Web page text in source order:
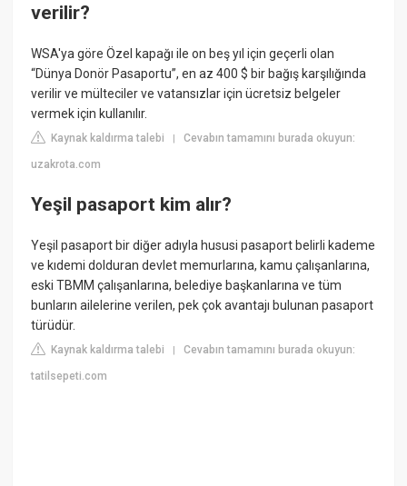
verilir?
WSA'ya göre Özel kapağı ile on beş yıl için geçerli olan
“Dünya Donör Pasaportu”, en az 400 $ bir bağış karşılığında
verilir ve mülteciler ve vatansızlar için ücretsiz belgeler
vermek için kullanılır.
Kaynak kaldırma talebi |Cevabın tamamını burada okuyun:
uzakrota.com
Yeşil pasaport kim alır?
Yeşil pasaport bir diğer adıyla hususi pasaport belirli kademe
ve kıdemi dolduran devlet memurlarına, kamu çalışanlarına,
eski TBMM çalışanlarına, belediye başkanlarına ve tüm
bunların ailelerine verilen, pek çok avantajı bulunan pasaport
türüdür.
Kaynak kaldırma talebi |Cevabın tamamını burada okuyun:
tatilsepeti.com